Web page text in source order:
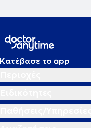
Κατέβασε το app